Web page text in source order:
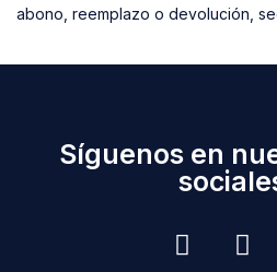
abono, reemplazo o devolución,
Síguenos en